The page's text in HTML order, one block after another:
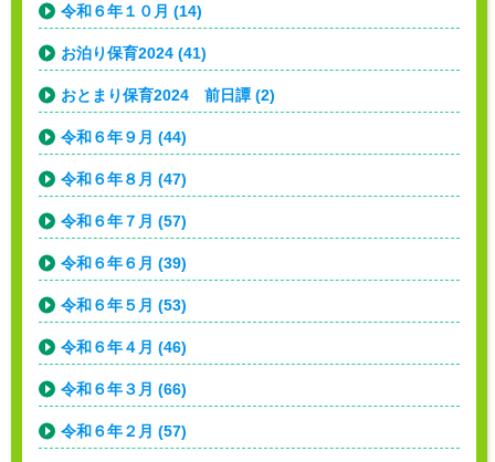
令和６年１０月 (14)
お泊り保育2024 (41)
おとまり保育2024 前日譚 (2)
令和６年９月 (44)
令和６年８月 (47)
令和６年７月 (57)
令和６年６月 (39)
令和６年５月 (53)
令和６年４月 (46)
令和６年３月 (66)
令和６年２月 (57)